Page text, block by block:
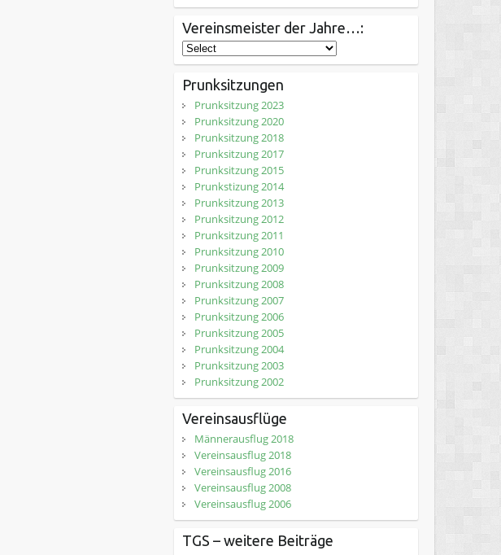
Vereinsmeister der Jahre…:
Prunksitzungen
Prunksitzung 2023
Prunksitzung 2020
Prunksitzung 2018
Prunksitzung 2017
Prunksitzung 2015
Prunkstizung 2014
Prunksitzung 2013
Prunksitzung 2012
Prunksitzung 2011
Prunksitzung 2010
Prunksitzung 2009
Prunksitzung 2008
Prunksitzung 2007
Prunksitzung 2006
Prunksitzung 2005
Prunksitzung 2004
Prunksitzung 2003
Prunksitzung 2002
Vereinsausflüge
Männerausflug 2018
Vereinsausflug 2018
Vereinsausflug 2016
Vereinsausflug 2008
Vereinsausflug 2006
TGS – weitere Beiträge